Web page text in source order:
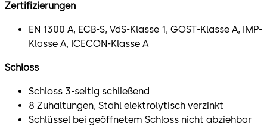
Zertifizierungen
EN 1300 A, ECB-S, VdS-Klasse 1, GOST-Klasse A, IMP-
Klasse A, ICECON-Klasse A
Schloss
Schloss 3-seitig schließend
8 Zuhaltungen, Stahl elektrolytisch verzinkt
Schlüssel bei geöffnetem Schloss nicht abziehbar